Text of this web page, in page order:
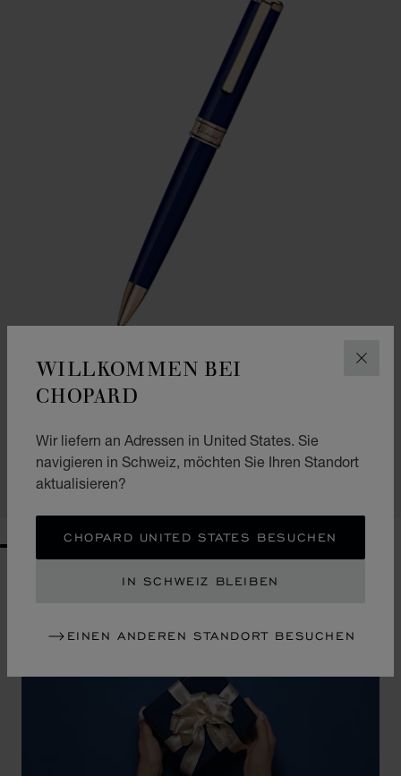
WILLKOMMEN BEI
CHOPARD
Wir liefern an Adressen in United States. Sie
navigieren in Schweiz, möchten Sie Ihren Standort
aktualisieren?
CHOPARD UNITED STATES BESUCHEN
IN SCHWEIZ BLEIBEN
EINEN ANDEREN STANDORT BESUCHEN
KUNSTHARZ IN MARINEBLAU – ROSÉGOLDFARBENES METALL
CHF 365